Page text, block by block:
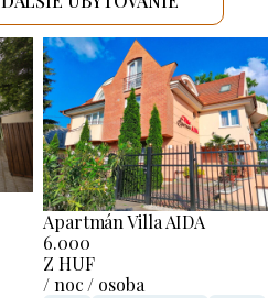
Apartmán Villa AIDA
6.000
Z HUF
/ noc / osoba